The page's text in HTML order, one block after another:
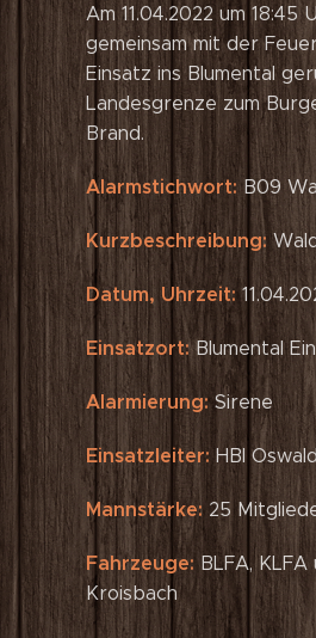
Am 11.04.2022 um
gemeinsam mit der
Einsatz ins Blumental
Landesgrenze zum
Brand.
Alarmstichwort: B09
Kurzbeschreibung:
Datum, Uhrzeit:
Einsatzort: Blumental
Alarmierung: Sirene
Einsatzleiter: HBI
Mannstärke: 25
Fahrzeuge: BLFA,
Kroisbach